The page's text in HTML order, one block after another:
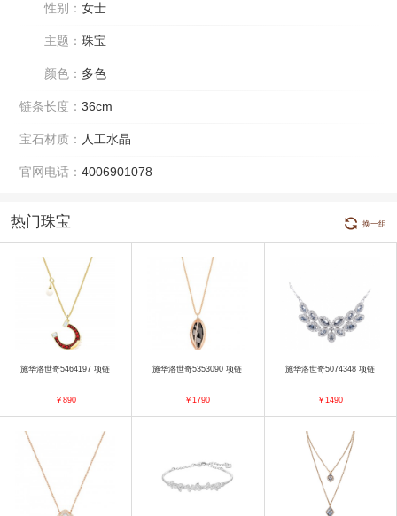
性别： 女士
主题： 珠宝
颜色： 多色
链条长度： 36cm
宝石材质： 人工水晶
官网电话： 4006901078
热门珠宝 换一组
施华洛世奇5464197 项链
￥890
施华洛世奇5353090 项链
￥1790
施华洛世奇5074348 项链
￥1490